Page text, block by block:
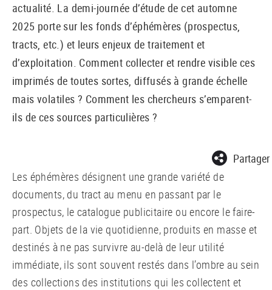
actualité. La demi-journée d’étude de cet automne
2025 porte sur les fonds d’éphémères (prospectus,
tracts, etc.) et leurs enjeux de traitement et
d’exploitation. Comment collecter et rendre visible ces
imprimés de toutes sortes, diffusés à grande échelle
mais volatiles ? Comment les chercheurs s’emparent-
ils de ces sources particulières ?
Partager
Les éphémères désignent une grande variété de
documents, du tract au menu en passant par le
prospectus, le catalogue publicitaire ou encore le faire-
part. Objets de la vie quotidienne, produits en masse et
destinés à ne pas survivre au-delà de leur utilité
immédiate, ils sont souvent restés dans l’ombre au sein
des collections des institutions qui les collectent et